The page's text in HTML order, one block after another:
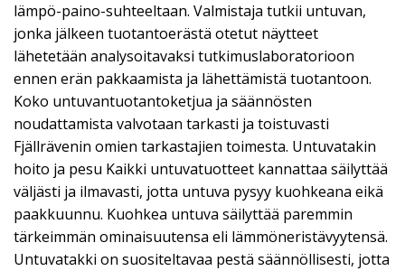
lämpö-paino-suhteeltaan. Valmistaja tutkii untuvan,
jonka jälkeen tuotantoerästä otetut näytteet
lähetetään analysoitavaksi tutkimuslaboratorioon
ennen erän pakkaamista ja lähettämistä tuotantoon.
Koko untuvantuotantoketjua ja säännösten
noudattamista valvotaan tarkasti ja toistuvasti
Fjällrävenin omien tarkastajien toimesta. Untuvatakin
hoito ja pesu Kaikki untuvatuotteet kannattaa säilyttää
väljästi ja ilmavasti, jotta untuva pysyy kuohkeana eikä
paakkuunnu. Kuohkea untuva säilyttää paremmin
tärkeimmän ominaisuutensa eli lämmöneristävyytensä.
Untuvatakki on suositeltavaa pestä säännöllisesti, jotta